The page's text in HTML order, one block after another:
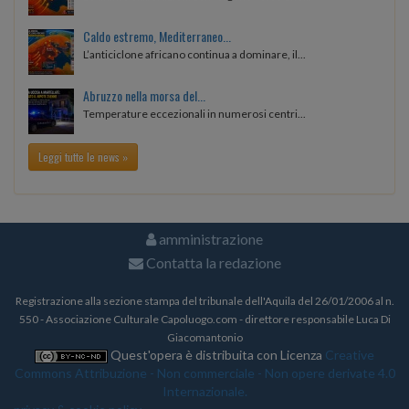
Caldo estremo, Mediterraneo...
L’anticiclone africano continua a dominare, il...
Abruzzo nella morsa del...
Temperature eccezionali in numerosi centri...
Leggi tutte le news »
amministrazione
Contatta la redazione
Registrazione alla sezione stampa del tribunale dell'Aquila del 26/01/2006 al n.
550 - Associazione Culturale Capoluogo.com - direttore responsabile Luca Di
Giacomantonio
Quest'opera è distribuita con Licenza Creative
Commons Attribuzione - Non commerciale - Non opere derivate 4.0
Internazionale.